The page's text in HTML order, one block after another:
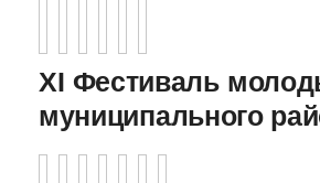
XI Фестиваль
муниципального